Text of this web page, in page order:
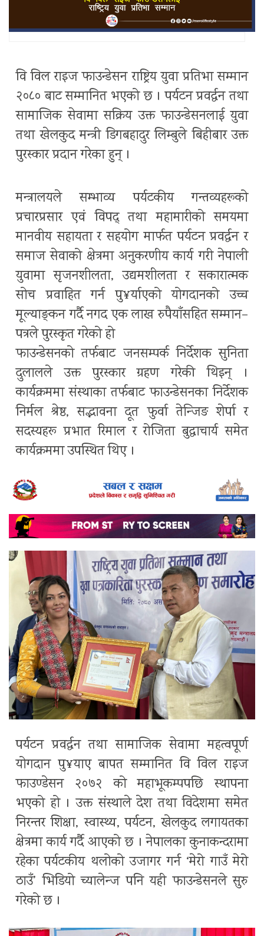
वि विल राइज फाउन्डेसन राष्ट्रिय युवा प्रतिभा सम्मान
२०८० बाट सम्मानित भएको छ । पर्यटन प्रवर्द्धन तथा
सामाजिक सेवामा सक्रिय उक्त फाउन्डेसनलाई युवा
तथा खेलकुद मन्त्री डिगबहादुर लिम्बुले बिहीबार उक्त
पुरस्कार प्रदान गरेका हुन् ।
मन्त्रालयले सम्भाव्य पर्यटकीय गन्तव्यहरूको
प्रचारप्रसार एवं विपद् तथा महामारीको समयमा
मानवीय सहायता र सहयोग मार्फत पर्यटन प्रवर्द्धन र
समाज सेवाको क्षेत्रमा अनुकरणीय कार्य गरी नेपाली
युवामा सृजनशीलता, उद्यमशीलता र सकारात्मक
सोच प्रवाहित गर्न पु¥र्याएको योगदानको उच्च
मूल्याङ्कन गर्दै नगद एक लाख रुपैयाँसहित सम्मान–
पत्रले पुरस्कृत गरेको हो
फाउन्डेसनको तर्फबाट जनसम्पर्क निर्देशक सुनिता
दुलालले उक्त पुरस्कार ग्रहण गरेकी थिइन् ।
कार्यक्रममा संस्थाका तर्फबाट फाउन्डेसनका निर्देशक
निर्मल श्रेष्ठ, सद्भावना दूत फुर्वा तेन्जिङ शेर्पा र
सदस्यहरू प्रभात रिमाल र रोजिता बुद्धाचार्य समेत
कार्यक्रममा उपस्थित थिए ।
पर्यटन प्रवर्द्धन तथा सामाजिक सेवामा महत्वपूर्ण
योगदान पु¥याए बापत सम्मानित वि विल राइज
फाउण्डेसन २०७२ को महाभूकम्पपछि स्थापना
भएको हो । उक्त संस्थाले देश तथा विदेशमा समेत
निरन्तर शिक्षा, स्वास्थ्य, पर्यटन, खेलकुद लगायतका
क्षेत्रमा कार्य गर्दै आएको छ । नेपालका कुनाकन्दरामा
रहेका पर्यटकीय थलोको उजागर गर्न ‘मेरो गाउँ मेरो
ठाउँ’ भिडियो च्यालेन्ज पनि यही फाउन्डेसनले सुरु
गरेको छ ।